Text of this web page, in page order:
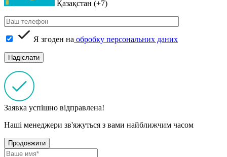
Қазақстан (+7)
Я згоден на обробку персональних даних
Заявка успішно відправлена!
Наші менеджери зв'яжуться з вами найближчим часом
Продовжити